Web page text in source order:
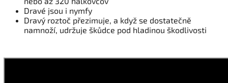
Dravé jsou i nymfy
Dravý roztoč přezimuje, a když se dostatečně
namnoží, udržuje škůdce pod hladinou škodlivosti